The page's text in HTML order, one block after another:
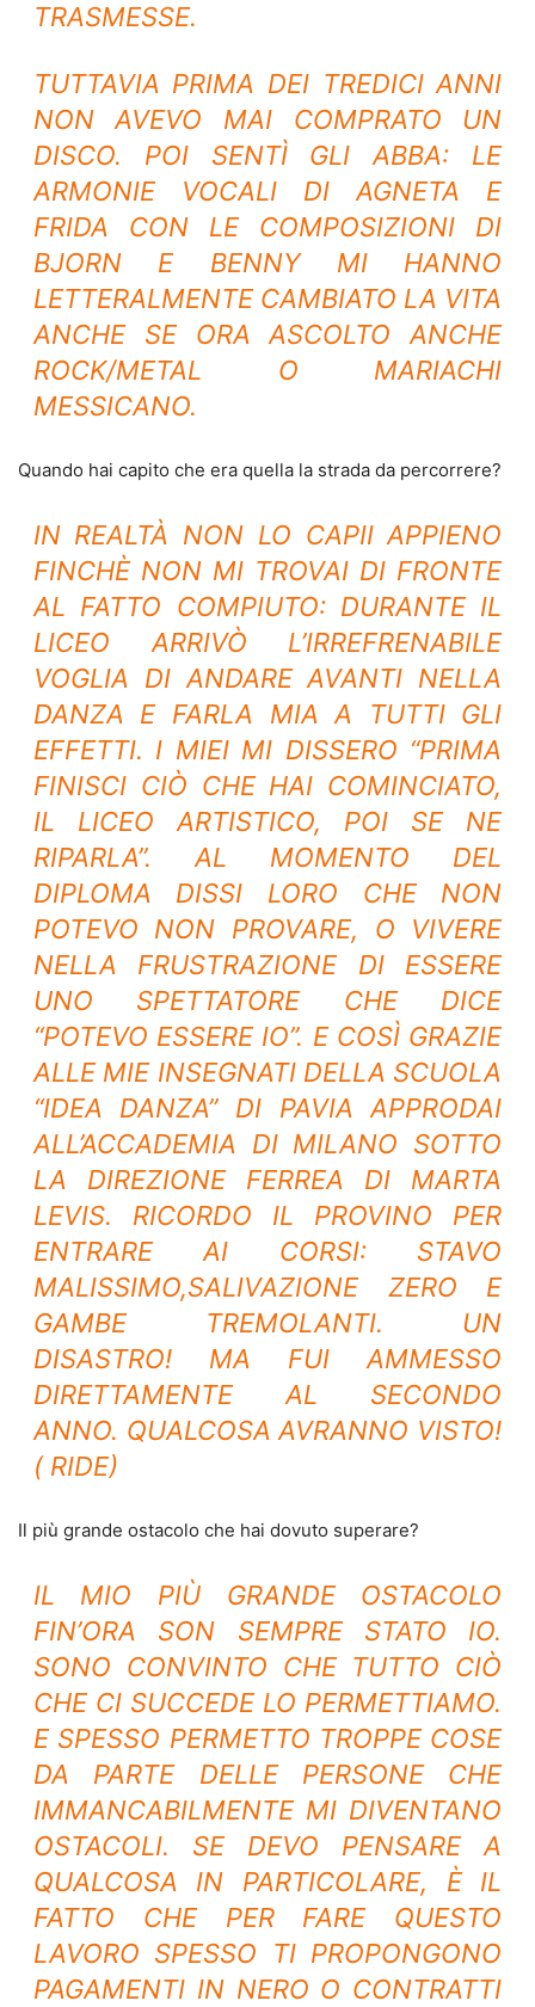
TRASMESSE.
TUTTAVIA PRIMA DEI TREDICI ANNI
NON AVEVO MAI COMPRATO UN
DISCO. POI SENTÌ GLI ABBA: LE
ARMONIE VOCALI DI AGNETA E
FRIDA CON LE COMPOSIZIONI DI
BJORN E BENNY MI HANNO
LETTERALMENTE CAMBIATO LA VITA
ANCHE SE ORA ASCOLTO ANCHE
ROCK/METAL O MARIACHI
MESSICANO.
Quando hai capito che era quella la strada da percorrere?
IN REALTÀ NON LO CAPII APPIENO
FINCHÈ NON MI TROVAI DI FRONTE
AL FATTO COMPIUTO: DURANTE IL
LICEO ARRIVÒ L’IRREFRENABILE
VOGLIA DI ANDARE AVANTI NELLA
DANZA E FARLA MIA A TUTTI GLI
EFFETTI. I MIEI MI DISSERO “PRIMA
FINISCI CIÒ CHE HAI COMINCIATO,
IL LICEO ARTISTICO, POI SE NE
RIPARLA”. AL MOMENTO DEL
DIPLOMA DISSI LORO CHE NON
POTEVO NON PROVARE, O VIVERE
NELLA FRUSTRAZIONE DI ESSERE
UNO SPETTATORE CHE DICE
“POTEVO ESSERE IO”. E COSÌ GRAZIE
ALLE MIE INSEGNATI DELLA SCUOLA
“IDEA DANZA” DI PAVIA APPRODAI
ALL’ACCADEMIA DI MILANO SOTTO
LA DIREZIONE FERREA DI MARTA
LEVIS. RICORDO IL PROVINO PER
ENTRARE AI CORSI: STAVO
MALISSIMO,SALIVAZIONE ZERO E
GAMBE TREMOLANTI. UN
DISASTRO! MA FUI AMMESSO
DIRETTAMENTE AL SECONDO
ANNO. QUALCOSA AVRANNO VISTO!
( RIDE)
Il più grande ostacolo che hai dovuto superare?
IL MIO PIÙ GRANDE OSTACOLO
FIN’ORA SON SEMPRE STATO IO.
SONO CONVINTO CHE TUTTO CIÒ
CHE CI SUCCEDE LO PERMETTIAMO.
E SPESSO PERMETTO TROPPE COSE
DA PARTE DELLE PERSONE CHE
IMMANCABILMENTE MI DIVENTANO
OSTACOLI. SE DEVO PENSARE A
QUALCOSA IN PARTICOLARE, È IL
FATTO CHE PER FARE QUESTO
LAVORO SPESSO TI PROPONGONO
PAGAMENTI IN NERO O CONTRATTI